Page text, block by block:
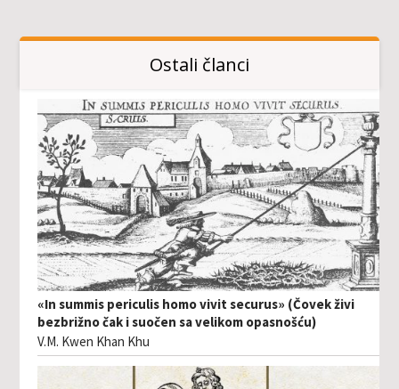
Ostali članci
«In summis periculis homo vivit securus» (Čovek živi
bezbrižno čak i suočen sa velikom opasnošću)
V.M. Kwen Khan Khu